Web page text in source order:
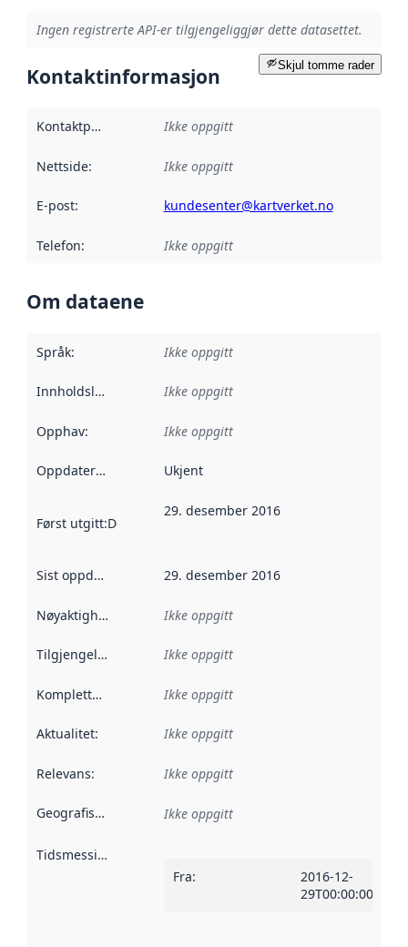
Ingen registrerte API-er tilgjengeliggjør dette datasettet.
Skjul tomme rader
Kontaktinformasjon
Kontaktpunkt Ikke oppgitt
Nettside: Ikke oppgitt
E-post: kundesenter@kartverket.no
Telefon: Ikke oppgitt
Om dataene
Språk: Ikke oppgitt
Innholdsleverandører :
Ikke oppgitt
Opphav: Ikke oppgitt
Oppdateringsfrekvens :
Ukjent
Først utgitt:Denne datoen sier når dataene i dette
29. desember 2016
Sist oppdatert 29. desember 2016
Nøyaktighet Ikke oppgitt
Tilgjengelighet Ikke oppgitt
Kompletthet Ikke oppgitt
Aktualitet: Ikke oppgitt
Relevans: Ikke oppgitt
Geografisk avgrensning :
Ikke oppgitt
Tidsmessig avgrensning
Fra:
2016-12-
29T00:00:00Z